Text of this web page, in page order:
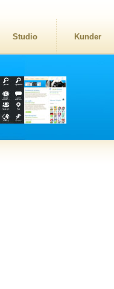
Studio Kunder